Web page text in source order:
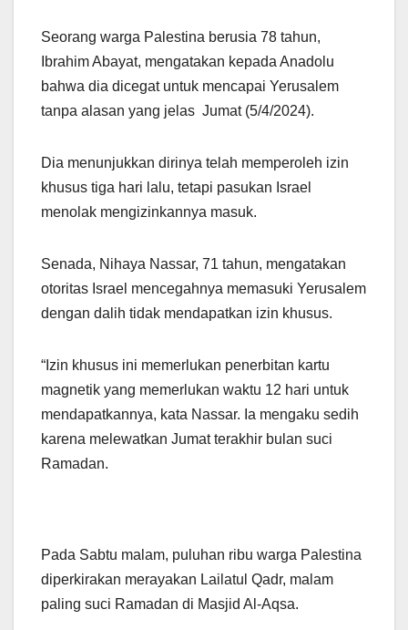
Seorang warga Palestina berusia 78 tahun,
Ibrahim Abayat, mengatakan kepada Anadolu
bahwa dia dicegat untuk mencapai Yerusalem
tanpa alasan yang jelas Jumat (5/4/2024).
Dia menunjukkan dirinya telah memperoleh izin
khusus tiga hari lalu, tetapi pasukan Israel
menolak mengizinkannya masuk.
Senada, Nihaya Nassar, 71 tahun, mengatakan
otoritas Israel mencegahnya memasuki Yerusalem
dengan dalih tidak mendapatkan izin khusus.
“Izin khusus ini memerlukan penerbitan kartu
magnetik yang memerlukan waktu 12 hari untuk
mendapatkannya, kata Nassar. Ia mengaku sedih
karena melewatkan Jumat terakhir bulan suci
Ramadan.
Pada Sabtu malam, puluhan ribu warga Palestina
diperkirakan merayakan Lailatul Qadr, malam
paling suci Ramadan di Masjid Al-Aqsa.